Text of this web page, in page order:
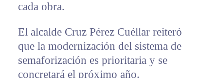
cada obra.
El alcalde Cruz Pérez Cuéllar reiteró
que la modernización del sistema de
semaforización es prioritaria y se
concretará el próximo año.